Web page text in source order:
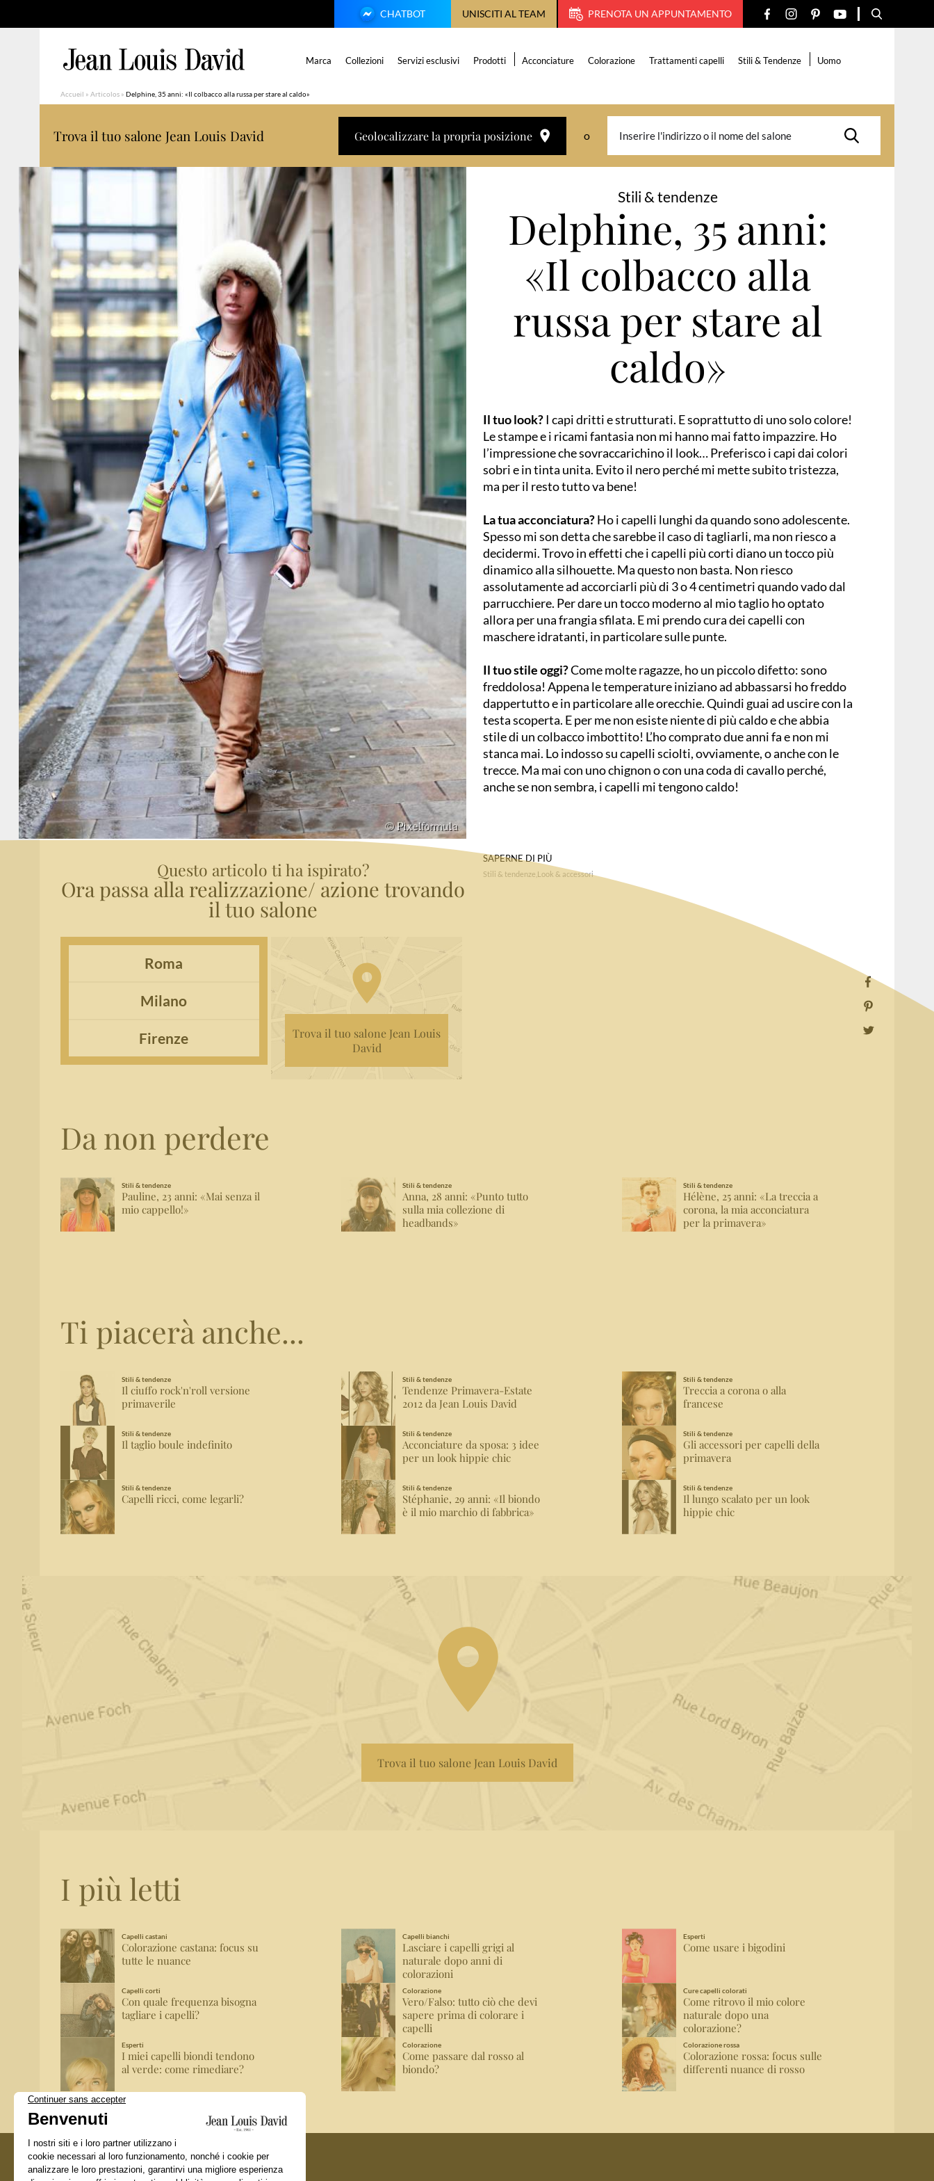
CHATBOT UNISCITI AL TEAM PRENOTA UN APPUNTAMENTO
Marca Collezioni Servizi esclusivi Prodotti Acconciature Colorazione Trattamenti capelli Stili & Tendenze Uomo
Accueil » Articolos » Delphine, 35 anni: «Il colbacco alla russa per stare al caldo»
Trova il tuo salone Jean Louis David Geolocalizzare la propria posizione o
Questo articolo ti ha ispirato?
Ora passa alla realizzazione/ azione trovando
il tuo salone
Roma
Milano
Firenze
Trova il tuo salone Jean Louis
David
Stili & tendenze
Delphine, 35 anni:
«Il colbacco alla
russa per stare al
caldo»
Il tuo look?I capi dritti e strutturati. E soprattutto di uno solo colore!
Le stampe e i ricami fantasia non mi hanno mai fatto impazzire. Ho
l’impressione che sovraccarichino il look… Preferisco i capi dai colori
sobri e in tinta unita. Evito il nero perché mi mette subito tristezza,
ma per il resto tutto va bene!
La tua acconciatura?Ho i capelli lunghi da quando sono adolescente.
Spesso mi son detta che sarebbe il caso di tagliarli, ma non riesco a
decidermi. Trovo in effetti che i capelli più corti diano un tocco più
dinamico alla silhouette. Ma questo non basta. Non riesco
assolutamente ad accorciarli più di 3 o 4 centimetri quando vado dal
parrucchiere. Per dare un tocco moderno al mio taglio ho optato
allora per una frangia sfilata. E mi prendo cura dei capelli con
maschere idratanti, in particolare sulle punte.
Il tuo stile oggi?Come molte ragazze, ho un piccolo difetto: sono
freddolosa! Appena le temperature iniziano ad abbassarsi ho freddo
dappertutto e in particolare alle orecchie. Quindi guai ad uscire con la
testa scoperta. E per me non esiste niente di più caldo e che abbia
stile di un colbacco imbottito! L’ho comprato due anni fa e non mi
stanca mai. Lo indosso su capelli sciolti, ovviamente, o anche con le
trecce. Ma mai con uno chignon o con una coda di cavallo perché,
anche se non sembra, i capelli mi tengono caldo!
SAPERNE DI PIÙ
Stili & tendenze Look & accessori
Da non perdere
Stili & tendenze
Pauline, 23 anni: «Mai senza il
mio cappello!»
Stili & tendenze
Anna, 28 anni: «Punto tutto
sulla mia collezione di
headbands»
Stili & tendenze
Hélène, 25 anni: «La treccia a
corona, la mia acconciatura
per la primavera»
Ti piacerà anche...
Stili & tendenze
Il ciuffo rock'n'roll versione
primaverile
Stili & tendenze
Tendenze Primavera-Estate
2012 da Jean Louis David
Stili & tendenze
Treccia a corona o alla
francese
Stili & tendenze
Il taglio boule indefinito
Stili & tendenze
Acconciature da sposa: 3 idee
per un look hippie chic
Stili & tendenze
Gli accessori per capelli della
primavera
Stili & tendenze
Capelli ricci, come legarli?
Stili & tendenze
Stéphanie, 29 anni: «Il biondo
è il mio marchio di fabbrica»
Stili & tendenze
Il lungo scalato per un look
hippie chic
Trova il tuo salone Jean Louis David
I più letti
Capelli castani
Colorazione castana: focus su
tutte le nuance
Capelli bianchi
Lasciare i capelli grigi al
naturale dopo anni di
colorazioni
Esperti
Come usare i bigodini
Capelli corti
Con quale frequenza bisogna
tagliare i capelli?
Colorazione
Vero/Falso: tutto ciò che devi
sapere prima di colorare i
capelli
Cure capelli colorati
Come ritrovo il mio colore
naturale dopo una
colorazione?
Esperti
I miei capelli biondi tendono
al verde: come rimediare?
Colorazione
Come passare dal rosso al
biondo?
Colorazione rossa
Colorazione rossa: focus sulle
differenti nuance di rosso